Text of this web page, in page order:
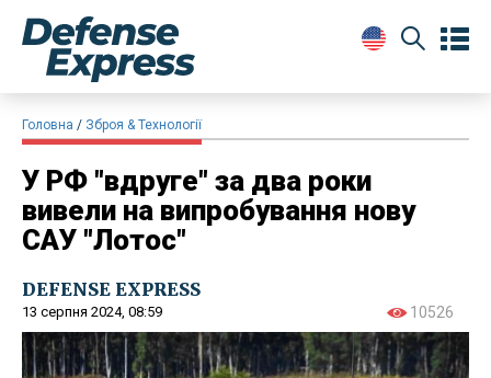
Головна Зброя & Технології
У РФ "вдруге" за два роки
вивели на випробування нову
САУ "Лотос"
DEFENSE EXPRESS
13 серпня 2024, 08:59 10526